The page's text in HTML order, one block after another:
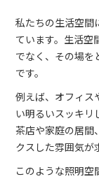
私たちの生活空間
ています。生活空
でなく、その場を
です。
例えば、オフィス
い明るいスッキリ
茶店や家庭の居間
クスした雰囲気が
このような照明空